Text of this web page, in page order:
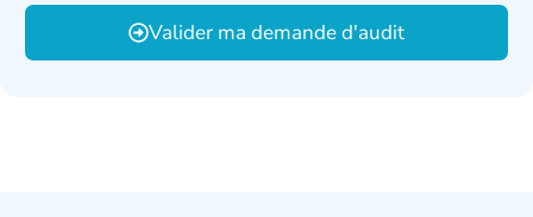
Valider ma demande d'audit